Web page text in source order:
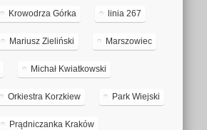
Krowodrza Górka linia 267
Mariusz Zieliński Marszowiec
Michał Kwiatkowski
Orkiestra Korzkiew Park Wiejski
Prądniczanka Kraków